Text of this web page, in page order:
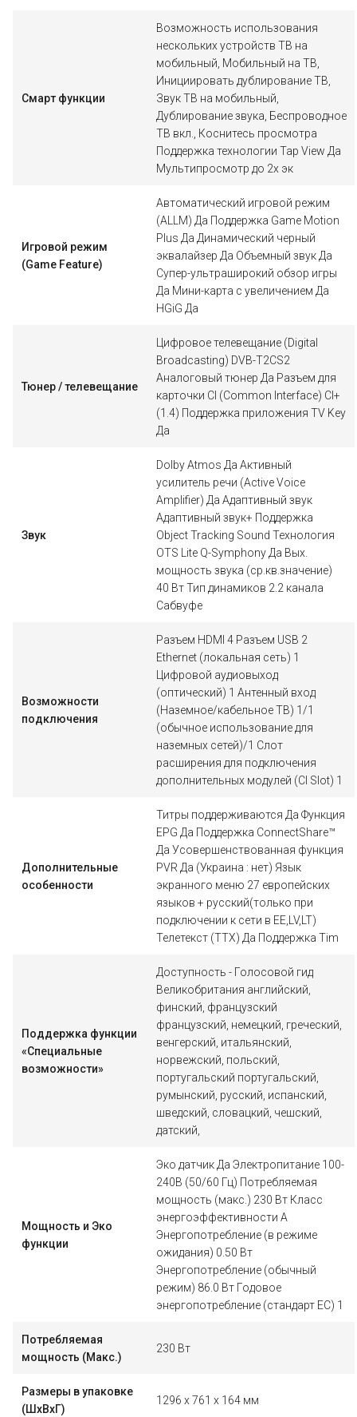
Смарт функции
Возможность использования
нескольких устройств ТВ на
мобильный, Мобильный на ТВ,
Инициировать дублирование ТВ,
Звук ТВ на мобильный,
Дублирование звука, Беспроводное
ТВ вкл., Коснитесь просмотра
Поддержка технологии Tap View Да
Мультипросмотр до 2х эк
Игровой режим
(Game Feature)
Автоматический игровой режим
(ALLM) Да Поддержка Game Motion
Plus Да Динамический черный
эквалайзер Да Объемный звук Да
Супер-ультраширокий обзор игры
Да Мини-карта с увеличением Да
HGiG Да
Тюнер / телевещание
Цифровое телевещание (Digital
Broadcasting) DVB-T2CS2
Аналоговый тюнер Да Разъем для
карточки CI (Common Interface) CI+
(1.4) Поддержка приложения TV Key
Да
Звук
Dolby Atmos Да Активный
усилитель речи (Active Voice
Amplifier) Да Адаптивный звук
Адаптивный звук+ Поддержка
Object Tracking Sound Технология
OTS Lite Q-Symphony Да Вых.
мощность звука (ср.кв.значение)
40 Вт Тип динамиков 2.2 канала
Сабвуфе
Возможности
подключения
Разъем HDMI 4 Разъем USB 2
Ethernet (локальная сеть) 1
Цифровой аудиовыход
(оптический) 1 Антенный вход
(Наземное/кабельное ТВ) 1/1
(обычное использование для
наземных сетей)/1 Cлот
расширения для подключения
дополнительных модулей (CI Slot) 1
Дополнительные
особенности
Титры поддерживаются Да Функция
EPG Да Поддержка ConnectShare™
Да Усовершенствованная функция
PVR Да (Украина : нет) Язык
экранного меню 27 европейских
языков + русский(только при
подключении к сети в EE,LV,LT)
Телетекст (TTX) Да Поддержка Tim
Поддержка функции
«Специальные
возможности»
Доступность - Голосовой гид
Великобритания английский,
финский, французский
французский, немецкий, греческий,
венгерский, итальянский,
норвежский, польский,
португальский португальский,
румынский, русский, испанский,
шведский, словацкий, чешский,
датский,
Мощность и Эко
функции
Эко датчик Да Электропитание 100-
240В (50/60 Гц) Потребляемая
мощность (макс.) 230 Вт Класс
энергоэффективности A
Энергопотребление (в режиме
ожидания) 0.50 Вт
Энергопотребление (обычный
режим) 86.0 Вт Годовое
энергопотребление (стандарт ЕС) 1
Потребляемая
мощность (Макс.)
230 Вт
Размеры в упаковке
(ШxВxГ)
1296 x 761 x 164 мм